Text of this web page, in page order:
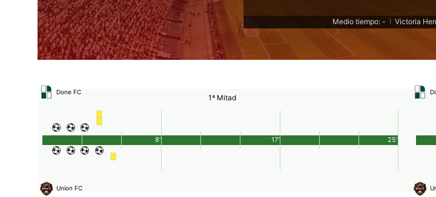
Medio tiempo: -
Victoria
Done FC
1ª Mitad
Union FC
25'
8' 17'